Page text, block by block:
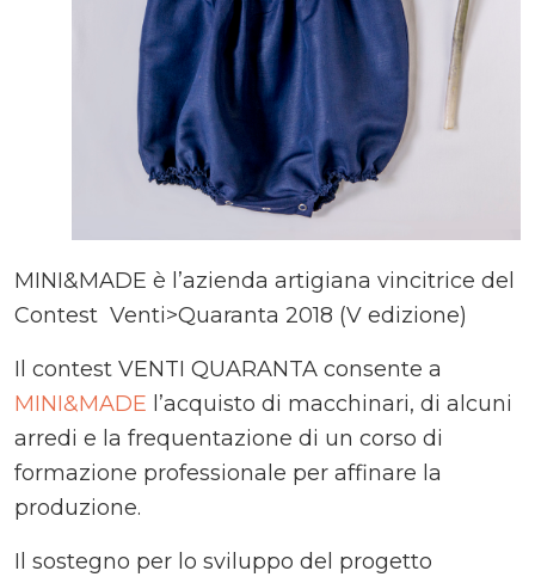
MINI&MADE è l’azienda artigiana vincitrice del
Contest Venti>Quaranta 2018 (V edizione)
Il contest VENTI QUARANTA consente a
MINI&MADE l’acquisto di macchinari, di alcuni
arredi e la frequentazione di un corso di
formazione professionale per affinare la
produzione.
Il sostegno per lo sviluppo del progetto